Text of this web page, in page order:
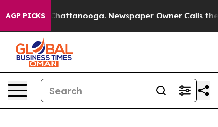
AGP PICKS
in Chattanooga. Newspaper Owner Calls the